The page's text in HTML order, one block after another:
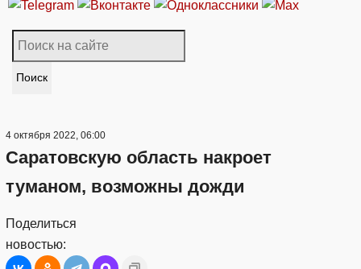
Поиск
4 октября 2022, 06:00
Саратовскую область накроет
туманом, возможны дожди
Поделиться
новостью: